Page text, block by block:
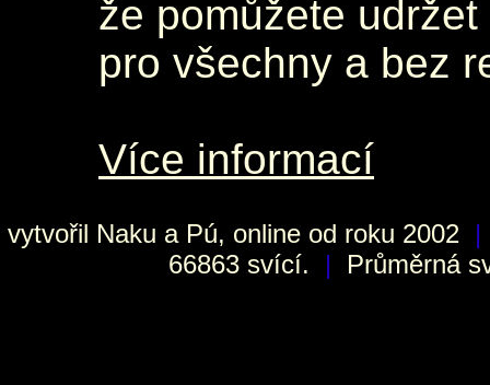
že pomůžete
pro všechny a bez
Více informací
vytvořil Naku a Pú, online od roku 2002 |
66863 svící.
| Průměrná